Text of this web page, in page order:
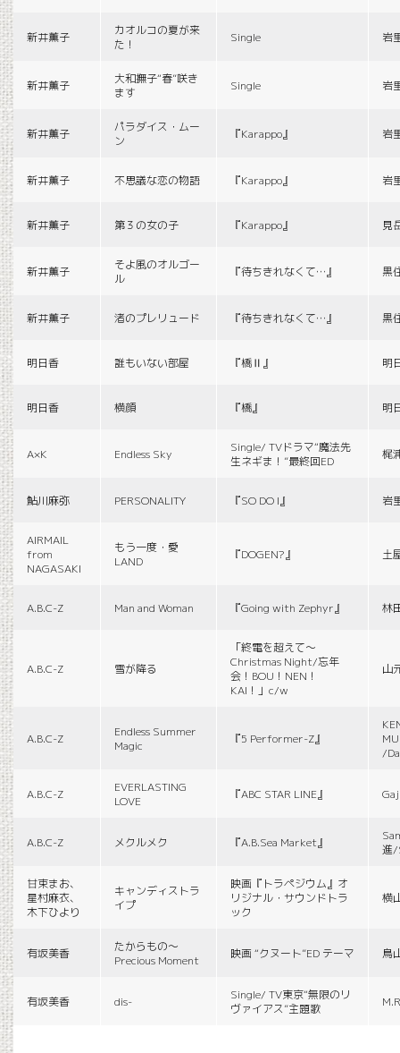
新井薫子
カオルコの夏が来
た！
Single 岩
新井薫子
大和撫子“春”咲き
ます
Single 岩
新井薫子
パラダイス・ムー
ン
『Karappo』 岩
新井薫子 不思議な恋の物語 『Karappo』 岩
新井薫子 第３の女の子 『Karappo』 見
新井薫子
そよ風のオルゴー
ル
『待ちきれなくて…』 黒
新井薫子 渚のプレリュード 『待ちきれなくて…』 黒
明日香 誰もいない部屋 『橋Ⅱ』 明
明日香 横顔 『橋』 明
A×K Endless Sky
Single/ TVドラマ“魔法先
生ネギま！”最終回ED
梶
鮎川麻弥 PERSONALITY 『SO DO I』 岩
AIRMAIL
from
NAGASAKI
もう一度・愛
LAND
『DOGEN?』 土
A.B.C-Z Man and Woman 『Going with Zephyr』 林
A.B.C-Z 雪が降る
「終電を超えて～
Christmas Night/忘年
会！BOU！NEN！
KAI！」c/w
山
A.B.C-Z
Endless Summer
Magic
『5 Performer-Z』
/
A.B.C-Z
EVERLASTING
LOVE
『ABC STAR LINE』
A.B.C-Z メクルメク 『A.B.Sea Market』
進/
甘束まお、
星村麻衣、
木下ひより
キャンディストラ
イプ
映画『トラペジウム』オ
リジナル・サウンドトラ
ック
横
有坂美香
たからもの〜
Precious Moment
映画 “クヌート”ED テーマ 鳥
有坂美香 dis-
Single/ TV東京“無限のリ
ヴァイアス”主題歌